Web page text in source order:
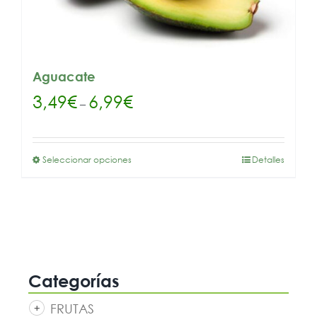
Aguacate
3,49€– 6,99€
Seleccionar opciones Detalles
Categorías
FRUTAS